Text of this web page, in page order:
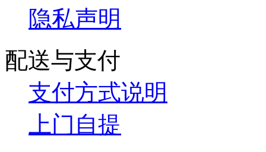
隐私声明
配送与支付
支付方式说明
上门自提